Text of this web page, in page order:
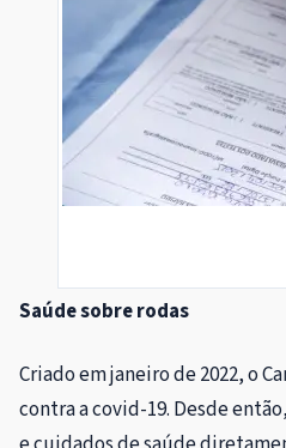
Saúde sobre rodas
Criado em janeiro de 2022, o
contra a covid-19. Desde